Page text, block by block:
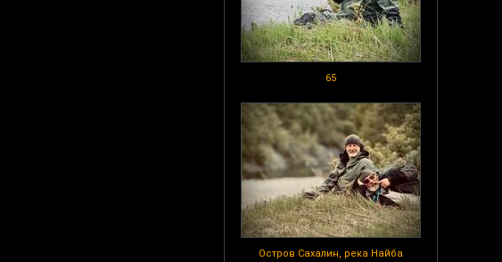
65
Остров Сахалин, река Найба